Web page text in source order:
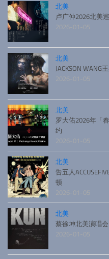
北美
卢广仲2026北美
2026-01-05
北美
JACKSON WANG
2026-01-05
北美
罗大佑2026年「
约
2026-01-05
北美
告五人
顿
2026-01-05
北美
蔡徐坤北美演唱会
2026-01-05